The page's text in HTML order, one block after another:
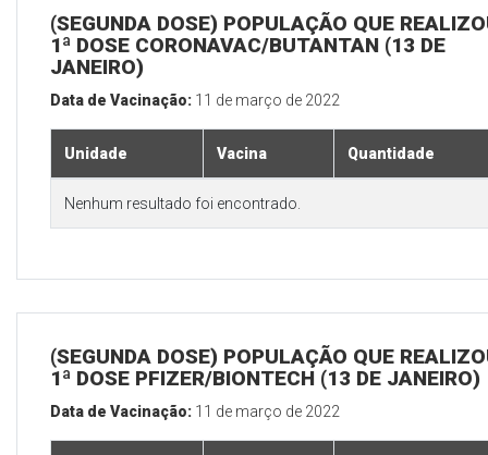
(SEGUNDA DOSE) POPULAÇÃO QUE
1ª DOSE CORONAVAC/BUTANTAN (13 DE
JANEIRO)
Data de Vacinação: 11 de março de 2022
Unidade Vacina Quantidade
Nenhum resultado foi encontrado.
(SEGUNDA DOSE) POPULAÇÃO QUE
1ª DOSE PFIZER/BIONTECH (13 DE JANEIRO)
Data de Vacinação: 11 de março de 2022